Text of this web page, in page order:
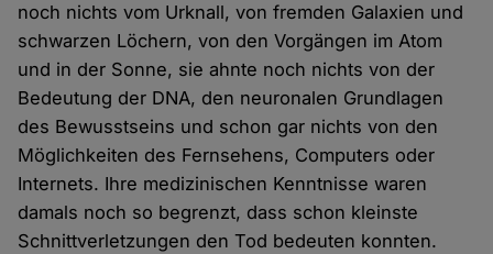
noch nichts vom Urknall, von fremden Galaxien und
schwarzen Löchern, von den Vorgängen im Atom
und in der Sonne, sie ahnte noch nichts von der
Bedeutung der DNA, den neuronalen Grundlagen
des Bewusstseins und schon gar nichts von den
Möglichkeiten des Fernsehens, Computers oder
Internets. Ihre medizinischen Kenntnisse waren
damals noch so begrenzt, dass schon kleinste
Schnittverletzungen den Tod bedeuten konnten.